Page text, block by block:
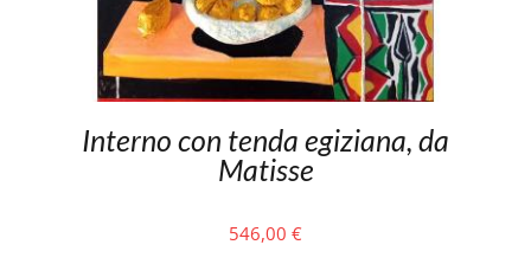
Interno con tenda egiziana, da
Matisse
546,00 €